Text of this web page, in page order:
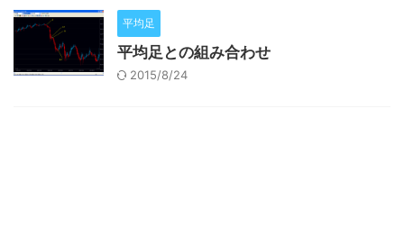
平均足
平均足との組み合わせ
2015/8/24